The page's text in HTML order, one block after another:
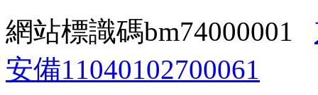
網站標識碼bm74000001
安備11040102700061